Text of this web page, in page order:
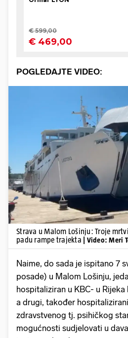
POGLEDAJTE VIDEO:
Pokretanje
Strava u Malom Lošinju: Troje
padu rampe trajekta
| Video: Meri
Naime, do sada je ispitano 7
posade) u Malom Lošinju,
hospitaliziran u KBC- u
a drugi, također
zdravstvenog tj. psihičkog
mogućnosti sudjelovati u